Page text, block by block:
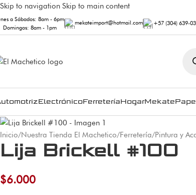
Skip to navigation Skip to main content
a Sábados: 8am - 6pm
Domingos: 8am - 1pm
mekateimport@hotmail.com +57 (304) 639-
ElectrónicoFerreteríaHogarMekate
Inicio/Nuestra Tienda El Machetico/Ferretería/Pintura y
Lija Brickell #100
$6.000